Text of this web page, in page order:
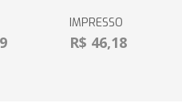
IMPRESSO
R$ 46,18